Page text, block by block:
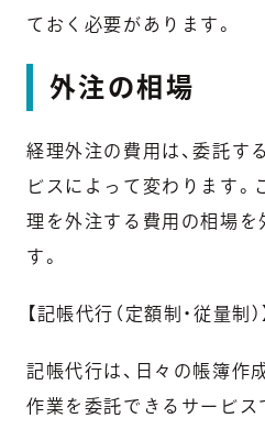
ておく必要があります。
外注の相場
経理外注の費用は、委託す
ビスによって変わります。
理を外注する費用の相場を
す。
【記帳代行（定額制・従量制）】
記帳代行は、日々の帳簿作
作業を委託できるサービス